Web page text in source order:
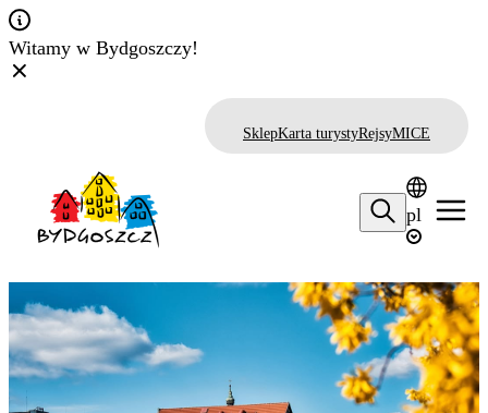
Witamy w Bydgoszczy!
SklepKarta turystyRejsyMICE
pl